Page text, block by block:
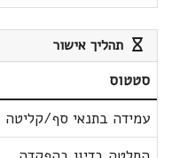
תהליך אישור
סטטוס
עמידה בתנאי סף/קליטה